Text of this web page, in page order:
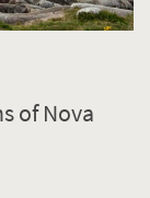
of Nova